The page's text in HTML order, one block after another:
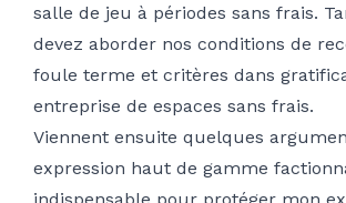
salle de jeu à périodes sans frais.
devez aborder nos conditions de
foule terme et critères dans
entreprise de espaces sans frais.
Viennent ensuite quelques
expression haut de gamme